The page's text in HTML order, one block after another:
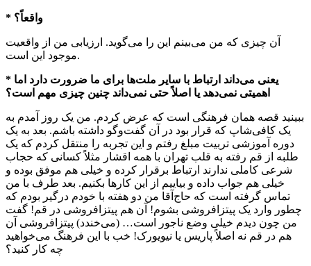
* واقعاً؟
آن چیزی که من می‌بینم این را می‌گوید. ارزیابی من از واقعیت
موجود این است.
* یعنی می‌داند ارتباط با سایر ملت‌ها برای ما ضرورت دارد اما
اهمیتی نمی‌دهد یا اصلاً حتی نمی‌داند چنین چیزی مهم است؟
ببینید قصه همان فرهنگی است که عرض کردم. من یک روز آمدم به
یک کافی‌شاپ که قرار بود در آن گفت‌وگو داشته باشم. بعد به یک
دوره آموزشی تربیت مبلغ رفتم و این تجربه را منتقل کردم که یک
طلبه از قم رفته به قلب تهران با همه اقشار مثلاً کسانی که حجاب
شرعی کاملی ندارند ارتباط برقرار کرده و خیلی هم موفق بوده و
خیلی هم جواب داده و بیاییم از این کارها بکنیم. بعد طرف با من
تماس گرفته است که حاج‌آقا من دو هفته با خودم درگیر بودم که
چطور وارد یک پیتزافروشی بشوم! آن هم پیتزافروشی در قم! گفت
من چون دیدم خیلی وضع ناجور است… (می‌خندد) پیتزافروشی آن
هم در قم نه اصلاً پاریس یا نیویورک! خب با این فرهنگ می‌خواهید
چه کار کنید؟